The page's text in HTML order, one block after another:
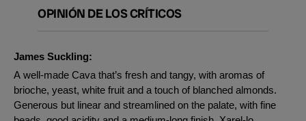
OPINIÓN DE LOS CRÍTICOS
James Suckling:
A well-made Cava that’s fresh and tangy, with aromas of
brioche, yeast, white fruit and a touch of blanched almonds.
Generous but linear and streamlined on the palate, with fine